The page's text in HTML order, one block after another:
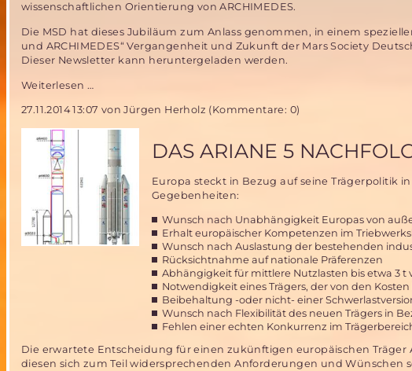
wissenschaftlichen Orientierung von ARCHIMEDES.
Die MSD hat dieses Jubiläum zum Anlass genommen, in einem
und ARCHIMEDES“ Vergangenheit und Zukunft der Mars Society
Dieser Newsletter kann heruntergeladen werden.
Weiterlesen …
Aussichten-
16
Mars
Society
Deutschland
mit
ihrem
Projekt
ARCHIMEDES
27.11.2014 13:07 von Jürgen Herholz (Kommentare: 0)
DAS ARIANE 5
Europa steckt in Bezug auf seine Trägerpolitik
Gegebenheiten:
Wunsch nach Unabhängigkeit Europas von
Erhalt europäischer Kompetenzen im
Wunsch nach Auslastung der bestehenden
Rücksichtnahme auf nationale Präferenzen
Abhängigkeit für mittlere Nutzlasten bis etwa 3 t
Notwendigkeit eines Trägers, der von den
Beibehaltung -oder nicht- einer
Wunsch nach Flexibilität des neuen Trägers in
Fehlen einer echten Konkurrenz im
Die erwartete Entscheidung für einen zukünftigen europäischen
diesen sich zum Teil widersprechenden Anforderungen und Wünschen